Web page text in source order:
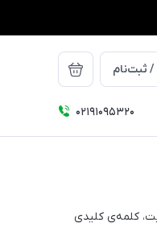
/ ثبت‌نام
۰۲۱91095320
کلمه‌ی کلیدی